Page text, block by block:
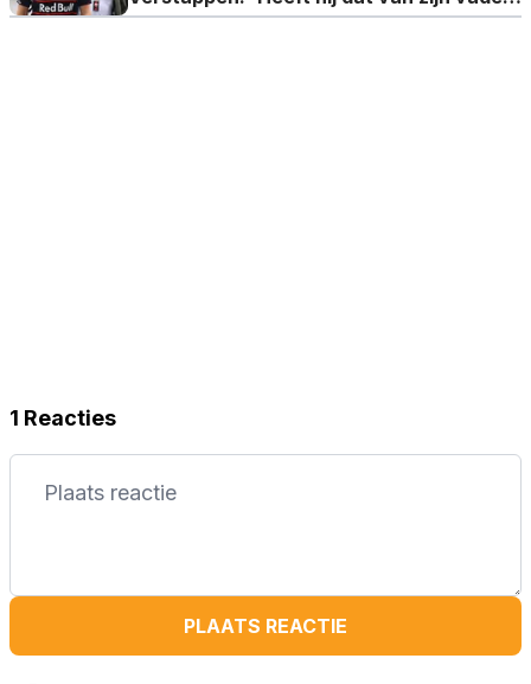
geleerd?'
1 Reacties
PLAATS REACTIE